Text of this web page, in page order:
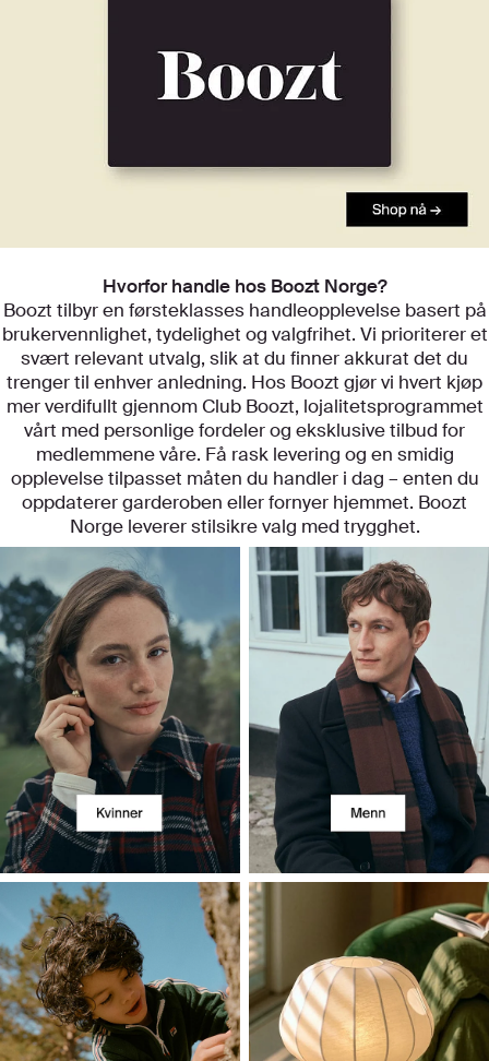
Hvorfor handle hos Boozt Norge?
Boozt tilbyr en førsteklasses handleopplevelse basert på
brukervennlighet, tydelighet og valgfrihet. Vi prioriterer et
svært relevant utvalg, slik at du finner akkurat det du
trenger til enhver anledning. Hos Boozt gjør vi hvert kjøp
mer verdifullt gjennom Club Boozt, lojalitetsprogrammet
vårt med personlige fordeler og eksklusive tilbud for
medlemmene våre. Få rask levering og en smidig
opplevelse tilpasset måten du handler i dag – enten du
oppdaterer garderoben eller fornyer hjemmet. Boozt
Norge leverer stilsikre valg med trygghet.